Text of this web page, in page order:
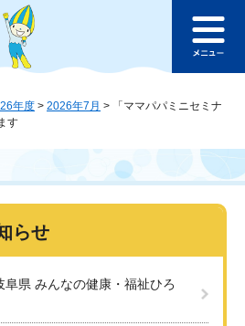
のページの本文へ
ュ
年度 > 2026年7月 >
「ママパパミニセミナ
す
らせ
県 みんなの健康・福祉ひろ